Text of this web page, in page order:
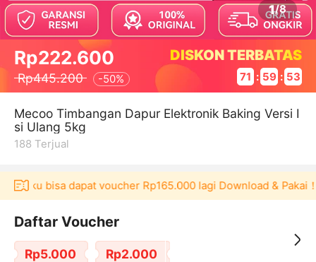
1/8
Rp222.600
Rp445.200 -50%
DISKON TERBATAS
71 : 59 : 53
Mecoo Timbangan Dapur Elektronik Baking Versi I
si Ulang 5kg
188 Terjual
bisa dapat voucher Rp165.000 lagi Download & Pakai！
Daftar Voucher
Rp5.000 Rp2.000